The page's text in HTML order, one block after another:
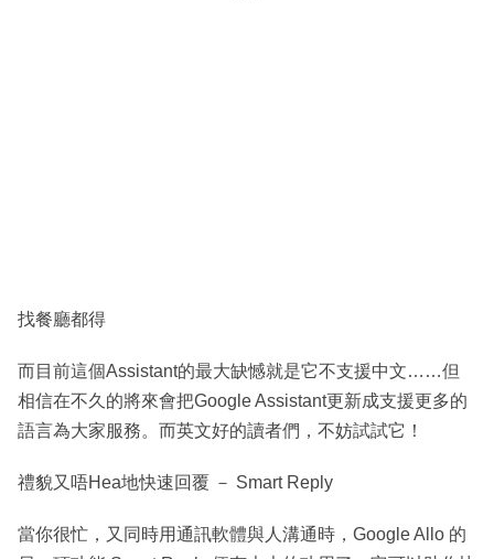
找餐廳都得
而目前這個Assistant的最大缺憾就是它不支援中文……但
相信在不久的將來會把Google Assistant更新成支援更多的
語言為大家服務。而英文好的讀者們，不妨試試它！
禮貌又唔Hea地快速回覆 － Smart Reply
當你很忙，又同時用通訊軟體與人溝通時，Google Allo 的